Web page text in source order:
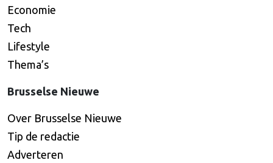
Economie
Tech
Lifestyle
Thema’s
Brusselse Nieuwe
Over Brusselse Nieuwe
Tip de redactie
Adverteren